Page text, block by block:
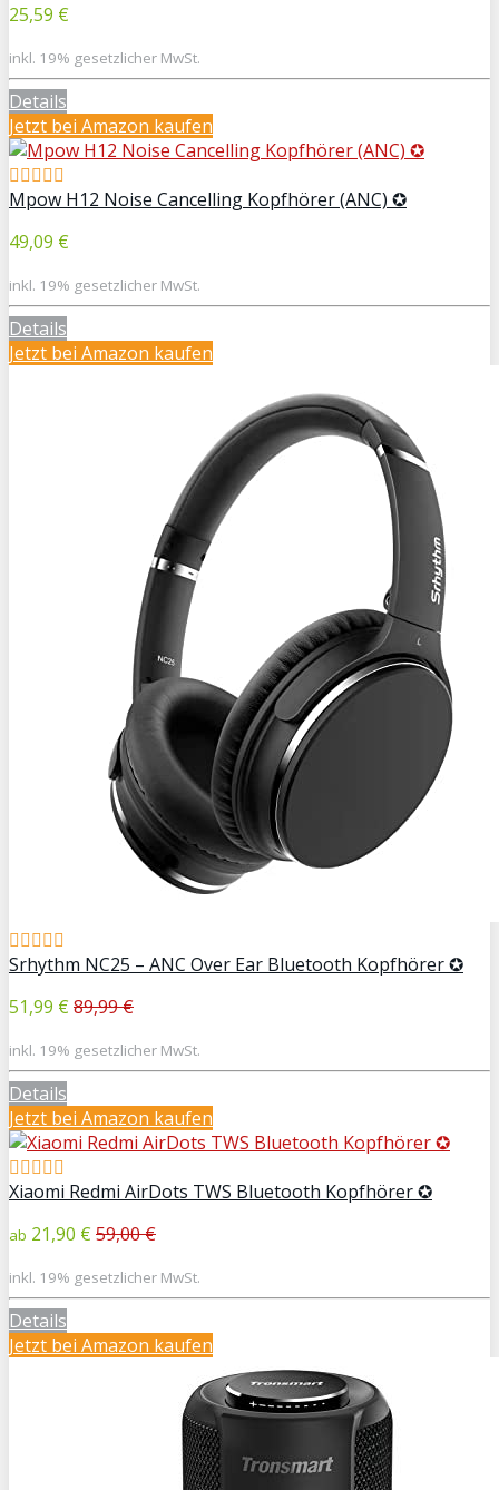
25,59 €
inkl. 19% gesetzlicher MwSt.
Details
Jetzt bei Amazon kaufen
Mpow H12 Noise Cancelling Kopfhörer (ANC) ✪
49,09 €
inkl. 19% gesetzlicher MwSt.
Details
Jetzt bei Amazon kaufen
Srhythm NC25 – ANC Over Ear Bluetooth Kopfhörer ✪
51,99 € 89,99 €
inkl. 19% gesetzlicher MwSt.
Details
Jetzt bei Amazon kaufen
Xiaomi Redmi AirDots TWS Bluetooth Kopfhörer ✪
ab 21,90 € 59,00 €
inkl. 19% gesetzlicher MwSt.
Details
Jetzt bei Amazon kaufen